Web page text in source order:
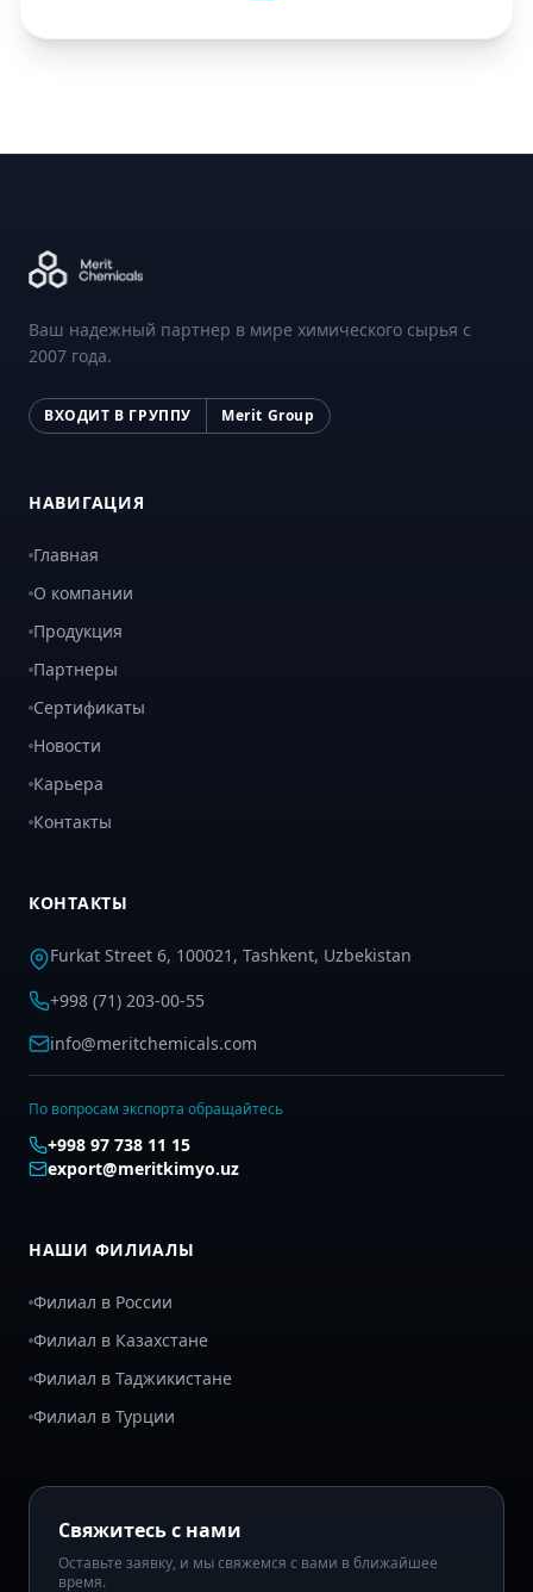
Ваш надежный партнер в мире химического сырья с
2007 года.
ВХОДИТ В ГРУППУ Merit Group
НАВИГАЦИЯ
Главная
О компании
Продукция
Партнеры
Сертификаты
Новости
Карьера
Контакты
КОНТАКТЫ
Furkat Street 6, 100021, Tashkent, Uzbekistan
+998 (71) 203-00-55
info@meritchemicals.com
По вопросам экспорта обращайтесь
+998 97 738 11 15
export@meritkimyo.uz
НАШИ ФИЛИАЛЫ
Филиал в России
Филиал в Казахстане
Филиал в Таджикистане
Филиал в Турции
Свяжитесь с нами
Оставьте заявку, и мы свяжемся с вами в ближайшее
время.